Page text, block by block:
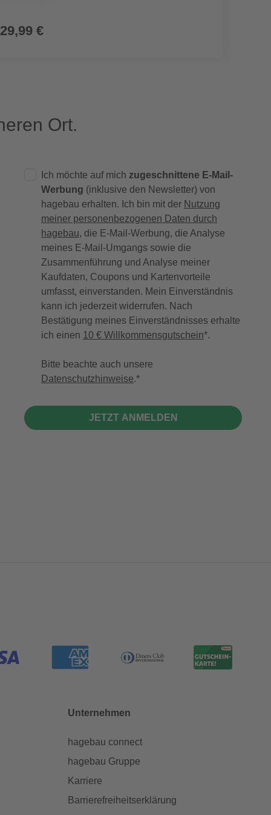
29,99 €
Ort.
Ich möchte auf mich zugeschnittene E-Mail-
Werbung (inklusive den Newsletter) von
hagebau erhalten. Ich bin mit der Nutzung
meiner personenbezogenen Daten durch
hagebau, die E-Mail-Werbung, die Analyse
meines E-Mail-Umgangs sowie die
Zusammenführung und Analyse meiner
Kaufdaten, Coupons und Kartenvorteile
umfasst, einverstanden. Mein Einverständnis
kann ich jederzeit widerrufen. Nach
Bestätigung meines Einverständnisses erhalte
ich einen 10 € Willkommensgutschein*.
Bitte beachte auch unsere
Datenschutzhinweise.
JETZT ANMELDEN
Unternehmen
hagebau connect
hagebau Gruppe
Karriere
Barrierefreiheitserklärung